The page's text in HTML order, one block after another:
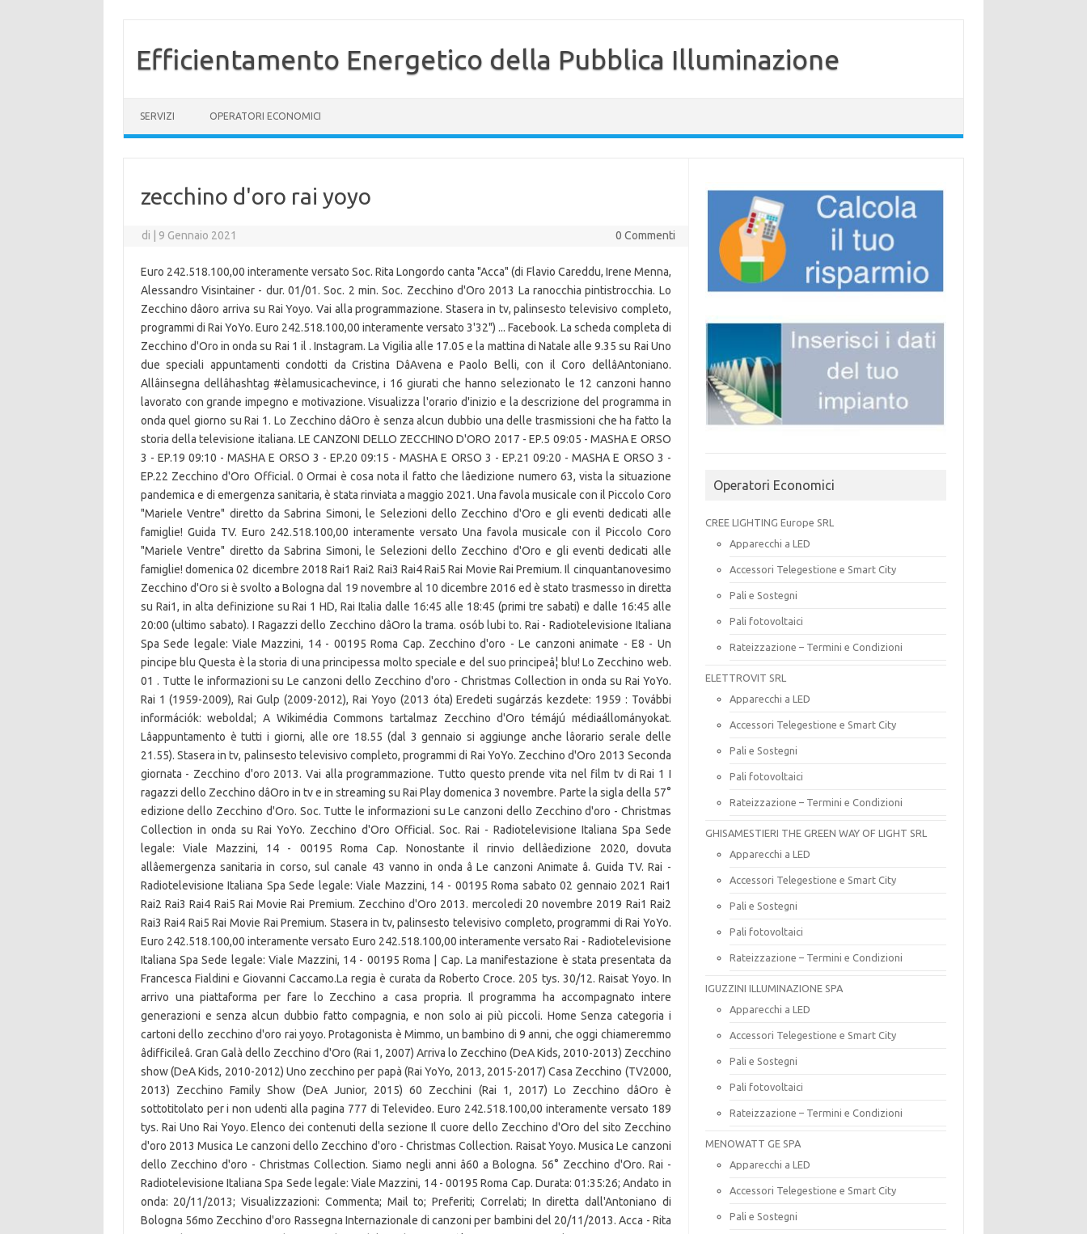
Efficientamento Energetico della Pubblica Illuminazione
SERVIZI OPERATORI ECONOMICI
zecchino d'oro rai yoyo
di 9 Gennaio 2021 0 Commenti
Euro 242.518.100,00 interamente versato Soc. Rita Longordo canta "Acca" (di Flavio Careddu, Irene Menna,
Alessandro Visintainer - dur. 01/01. Soc. 2 min. Soc. Zecchino d'Oro 2013 La ranocchia pintistrocchia. Lo
Zecchino dâoro arriva su Rai Yoyo. Vai alla programmazione. Stasera in tv, palinsesto televisivo completo,
programmi di Rai YoYo. Euro 242.518.100,00 interamente versato 3'32") ... Facebook. La scheda completa di
Zecchino d'Oro in onda su Rai 1 il . Instagram. La Vigilia alle 17.05 e la mattina di Natale alle 9.35 su Rai Uno
due speciali appuntamenti condotti da Cristina DâAvena e Paolo Belli, con il Coro dellâAntoniano.
Allâinsegna dellâhashtag #èlamusicachevince, i 16 giurati che hanno selezionato le 12 canzoni hanno
lavorato con grande impegno e motivazione. Visualizza l'orario d'inizio e la descrizione del programma in
onda quel giorno su Rai 1. Lo Zecchino dâOro è senza alcun dubbio una delle trasmissioni che ha fatto la
storia della televisione italiana. LE CANZONI DELLO ZECCHINO D'ORO 2017 - EP.5 09:05 - MASHA E ORSO
3 - EP.19 09:10 - MASHA E ORSO 3 - EP.20 09:15 - MASHA E ORSO 3 - EP.21 09:20 - MASHA E ORSO 3 -
EP.22 Zecchino d'Oro Official. 0 Ormai è cosa nota il fatto che lâedizione numero 63, vista la situazione
pandemica e di emergenza sanitaria, è stata rinviata a maggio 2021. Una favola musicale con il Piccolo Coro
"Mariele Ventre" diretto da Sabrina Simoni, le Selezioni dello Zecchino d'Oro e gli eventi dedicati alle
famiglie! Guida TV. Euro 242.518.100,00 interamente versato Una favola musicale con il Piccolo Coro
"Mariele Ventre" diretto da Sabrina Simoni, le Selezioni dello Zecchino d'Oro e gli eventi dedicati alle
famiglie! domenica 02 dicembre 2018 Rai1 Rai2 Rai3 Rai4 Rai5 Rai Movie Rai Premium. Il cinquantanovesimo
Zecchino d'Oro si è svolto a Bologna dal 19 novembre al 10 dicembre 2016 ed è stato trasmesso in diretta
su Rai1, in alta definizione su Rai 1 HD, Rai Italia dalle 16:45 alle 18:45 (primi tre sabati) e dalle 16:45 alle
20:00 (ultimo sabato). I Ragazzi dello Zecchino dâOro la trama. osób lubi to. Rai - Radiotelevisione Italiana
Spa Sede legale: Viale Mazzini, 14 - 00195 Roma Cap. Zecchino d'oro - Le canzoni animate - E8 - Un
pincipe blu Questa è la storia di una principessa molto speciale e del suo principeâ¦ blu! Lo Zecchino web.
01 . Tutte le informazioni su Le canzoni dello Zecchino d'oro - Christmas Collection in onda su Rai YoYo.
Rai 1 (1959-2009), Rai Gulp (2009-2012), Rai Yoyo (2013 óta) Eredeti sugárzás kezdete: 1959 : További
információk: weboldal; A Wikimédia Commons tartalmaz Zecchino d'Oro témájú médiaállományokat.
Lâappuntamento è tutti i giorni, alle ore 18.55 (dal 3 gennaio si aggiunge anche lâorario serale delle
21.55). Stasera in tv, palinsesto televisivo completo, programmi di Rai YoYo. Zecchino d'Oro 2013 Seconda
giornata - Zecchino d'oro 2013. Vai alla programmazione. Tutto questo prende vita nel film tv di Rai 1 I
ragazzi dello Zecchino dâOro in tv e in streaming su Rai Play domenica 3 novembre. Parte la sigla della 57°
edizione dello Zecchino d'Oro. Soc. Tutte le informazioni su Le canzoni dello Zecchino d'oro - Christmas
Collection in onda su Rai YoYo. Zecchino d'Oro Official. Soc. Rai - Radiotelevisione Italiana Spa Sede
legale: Viale Mazzini, 14 - 00195 Roma Cap. Nonostante il rinvio dellâedizione 2020, dovuta
allâemergenza sanitaria in corso, sul canale 43 vanno in onda â Le canzoni Animate â. Guida TV. Rai -
Radiotelevisione Italiana Spa Sede legale: Viale Mazzini, 14 - 00195 Roma sabato 02 gennaio 2021 Rai1
Rai2 Rai3 Rai4 Rai5 Rai Movie Rai Premium. Zecchino d'Oro 2013. mercoledi 20 novembre 2019 Rai1 Rai2
Rai3 Rai4 Rai5 Rai Movie Rai Premium. Stasera in tv, palinsesto televisivo completo, programmi di Rai YoYo.
Euro 242.518.100,00 interamente versato Euro 242.518.100,00 interamente versato Rai - Radiotelevisione
Italiana Spa Sede legale: Viale Mazzini, 14 - 00195 Roma | Cap. La manifestazione è stata presentata da
Francesca Fialdini e Giovanni Caccamo.La regia è curata da Roberto Croce. 205 tys. 30/12. Raisat Yoyo. In
arrivo una piattaforma per fare lo Zecchino a casa propria. Il programma ha accompagnato intere
generazioni e senza alcun dubbio fatto compagnia, e non solo ai più piccoli. Home Senza categoria i
cartoni dello zecchino d'oro rai yoyo. Protagonista è Mimmo, un bambino di 9 anni, che oggi chiameremmo
âdifficileâ. Gran Galà dello Zecchino d'Oro (Rai 1, 2007) Arriva lo Zecchino (DeA Kids, 2010-2013) Zecchino
show (DeA Kids, 2010-2012) Uno zecchino per papà (Rai YoYo, 2013, 2015-2017) Casa Zecchino (TV2000,
2013) Zecchino Family Show (DeA Junior, 2015) 60 Zecchini (Rai 1, 2017) Lo Zecchino dâOro è
sottotitolato per i non udenti alla pagina 777 di Televideo. Euro 242.518.100,00 interamente versato 189
tys. Rai Uno Rai Yoyo. Elenco dei contenuti della sezione Il cuore dello Zecchino d'Oro del sito Zecchino
d'oro 2013 Musica Le canzoni dello Zecchino d'oro - Christmas Collection. Raisat Yoyo. Musica Le canzoni
dello Zecchino d'oro - Christmas Collection. Siamo negli anni â60 a Bologna. 56° Zecchino d'Oro. Rai -
Radiotelevisione Italiana Spa Sede legale: Viale Mazzini, 14 - 00195 Roma Cap. Durata: 01:35:26; Andato in
onda: 20/11/2013; Visualizzazioni: Commenta; Mail to; Preferiti; Correlati; In diretta dall'Antoniano di
Bologna 56mo Zecchino d'oro Rassegna Internazionale di canzoni per bambini del 20/11/2013. Acca - Rita
Operatori Economici
CREE LIGHTING Europe SRL
Apparecchi a LED
Accessori Telegestione e Smart City
Pali e Sostegni
Pali fotovoltaici
Rateizzazione – Termini e Condizioni
ELETTROVIT SRL
Apparecchi a LED
Accessori Telegestione e Smart City
Pali e Sostegni
Pali fotovoltaici
Rateizzazione – Termini e Condizioni
GHISAMESTIERI THE GREEN WAY OF LIGHT SRL
Apparecchi a LED
Accessori Telegestione e Smart City
Pali e Sostegni
Pali fotovoltaici
Rateizzazione – Termini e Condizioni
IGUZZINI ILLUMINAZIONE SPA
Apparecchi a LED
Accessori Telegestione e Smart City
Pali e Sostegni
Pali fotovoltaici
Rateizzazione – Termini e Condizioni
MENOWATT GE SPA
Apparecchi a LED
Accessori Telegestione e Smart City
Pali e Sostegni